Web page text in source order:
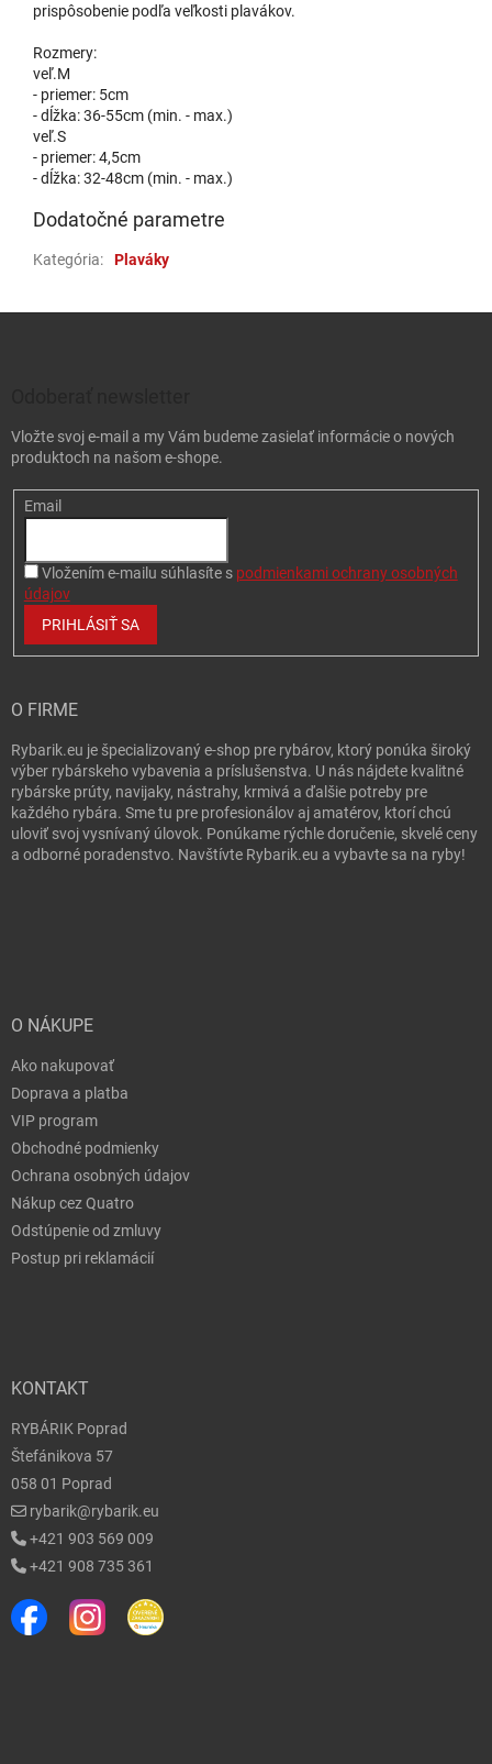
prispôsobenie podľa veľkosti plavákov.
Rozmery:
veľ.M
- priemer: 5cm
- dĺžka: 36-55cm (min. - max.)
veľ.S
- priemer: 4,5cm
- dĺžka: 32-48cm (min. - max.)
Dodatočné parametre
Kategória: Plaváky
Vložte svoj e-mail a my Vám budeme zasielať informácie o nových
produktoch na našom e-shope.
Email
Vložením e-mailu súhlasíte s podmienkami ochrany osobných
údajov
PRIHLÁSIŤ SA
O FIRME
Rybarik.eu je špecializovaný e-shop pre rybárov, ktorý ponúka široký
výber rybárskeho vybavenia a príslušenstva. U nás nájdete kvalitné
rybárske prúty, navijaky, nástrahy, krmivá a ďalšie potreby pre
každého rybára. Sme tu pre profesionálov aj amatérov, ktorí chcú
uloviť svoj vysnívaný úlovok. Ponúkame rýchle doručenie, skvelé ceny
a odborné poradenstvo. Navštívte Rybarik.eu a vybavte sa na ryby!
O NÁKUPE
Ako nakupovať
Doprava a platba
VIP program
Obchodné podmienky
Ochrana osobných údajov
Nákup cez Quatro
Odstúpenie od zmluvy
Postup pri reklamácií
KONTAKT
RYBÁRIK Poprad
Štefánikova 57
058 01 Poprad
rybarik@rybarik.eu
+421 903 569 009
+421 908 735 361